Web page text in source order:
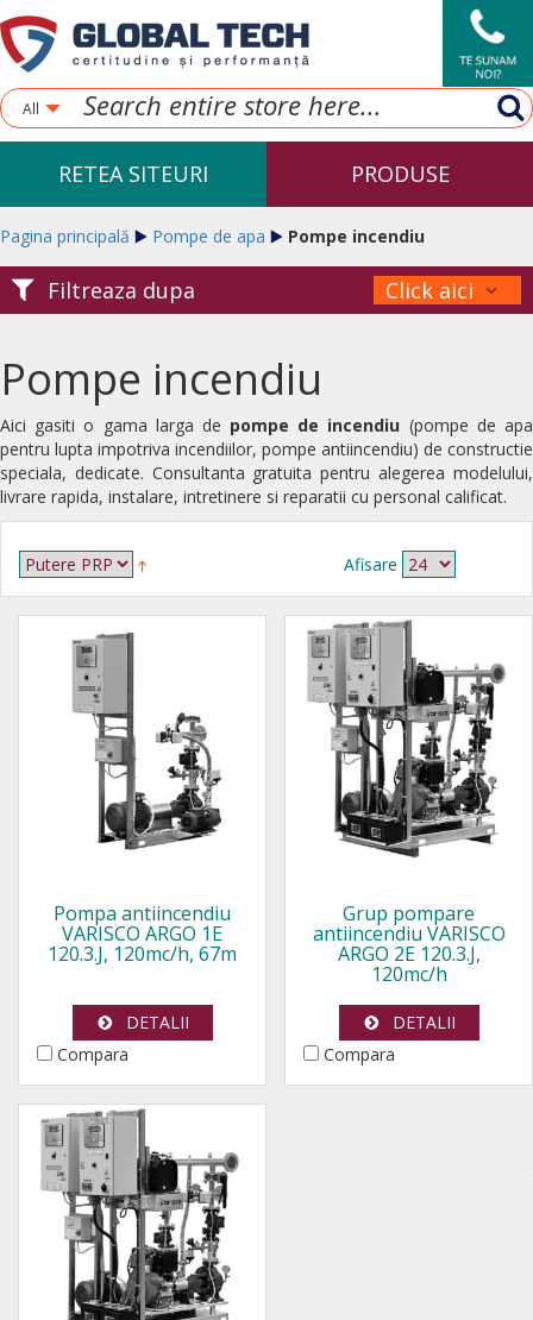
All
RETEA SITEURI PRODUSE
Pagina principală Pompe de apa Pompe incendiu
Filtreaza dupa Click aici
Pompe incendiu
Aici gasiti o gama larga de pompe de incendiu (pompe de apa
pentru lupta impotriva incendiilor, pompe antiincendiu) de constructie
speciala, dedicate. Consultanta gratuita pentru alegerea modelului,
livrare rapida, instalare, intretinere si reparatii cu personal calificat.
Afisare
Pompa antiincendiu
VARISCO ARGO 1E
120.3.J, 120mc/h, 67m
DETALII
Compara
Grup pompare
antiincendiu VARISCO
ARGO 2E 120.3.J,
120mc/h
DETALII
Compara